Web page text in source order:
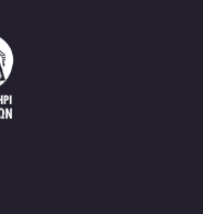
Omoloyiton
its actions and activities